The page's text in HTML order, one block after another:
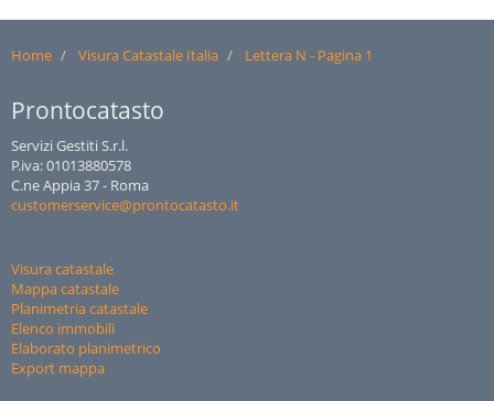
Home Visura Catastale Italia Lettera N - Pagina 1
Prontocatasto
Servizi Gestiti S.r.l.
P.iva: 01013880578
C.ne Appia 37 - Roma
customerservice@prontocatasto.it
Visura catastale
Mappa catastale
Planimetria catastale
Elenco immobili
Elaborato planimetrico
Export mappa